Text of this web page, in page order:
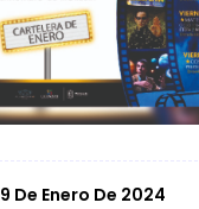
9 De Enero De 2024